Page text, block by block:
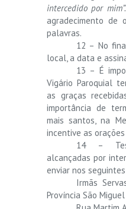
intercedido por mim”.
agradecimento de
palavras.
12 – No
local, a data e
13 – É
Vigário Paroquial
as graças
importância de
mais santos, na
incentive as
14 –
alcançadas por
enviar nos
Irmãs
Província São